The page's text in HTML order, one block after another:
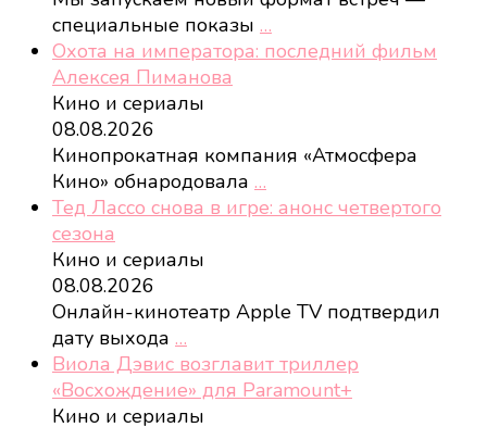
специальные показы …
Охота на императора: последний фильм
Алексея Пиманова
Кино и сериалы
08.08.2026
Кинопрокатная компания «Атмосфера
Кино» обнародовала …
Тед Лассо снова в игре: анонс четвертого
сезона
Кино и сериалы
08.08.2026
Онлайн-кинотеатр Apple TV подтвердил
дату выхода …
Виола Дэвис возглавит триллер
«Восхождение» для Paramount+
Кино и сериалы